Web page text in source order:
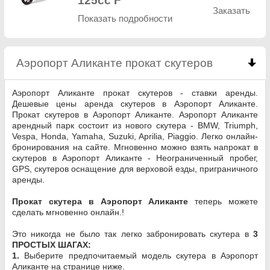
Показать подробности
Заказать
Аэропорт Аликанте прокат скутеров click to
Аэропорт Аликанте прокат скутеров - ставки аренды.
Дешевые цены аренда скутеров в Аэропорт Аликанте.
Прокат скутеров в Аэропорт Аликанте. Аэропорт Аликанте
арендный парк состоит из нового скутера - BMW, Triumph,
Vespa, Honda, Yamaha, Suzuki, Aprilia, Piaggio. Легко онлайн-
бронирования на сайте. Мгновенно можно взять напрокат в
скутеров в Аэропорт Аликанте - Неограниченный пробег,
GPS, скутеров оснащение для верховой езды, приграничного
аренды.
Прокат скутера в Аэропорт Аликанте теперь можете
сделать мгновенно онлайн.!
Это никогда не было так легко забронировать скутера в 3
ПРОСТЫХ ШАГАХ:
1. Выберите предпочитаемый модель скутера в Аэропорт
Аликанте на странице ниже.